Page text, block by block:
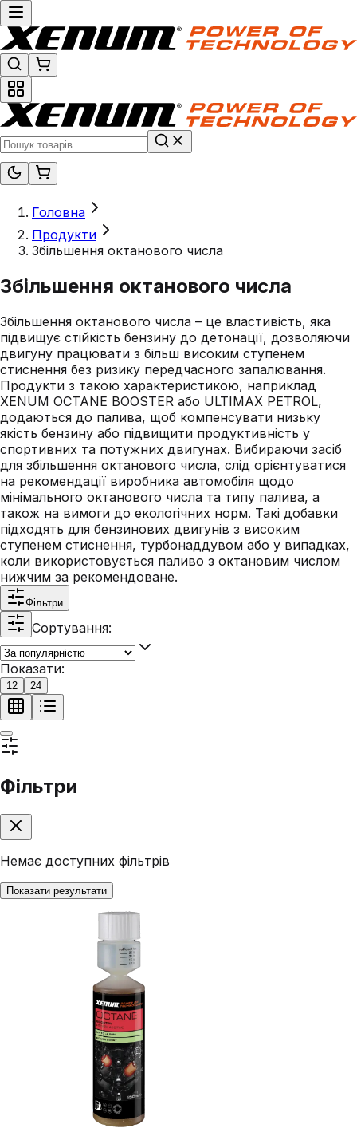
Головна
Продукти
Збільшення октанового числа
Збільшення октанового числа
Збільшення октанового числа – це властивість, яка
підвищує стійкість бензину до детонації, дозволяючи
двигуну працювати з більш високим ступенем
стиснення без ризику передчасного запалювання.
Продукти з такою характеристикою, наприклад
XENUM OCTANE BOOSTER або ULTIMAX PETROL,
додаються до палива, щоб компенсувати низьку
якість бензину або підвищити продуктивність у
спортивних та потужних двигунах. Вибираючи засіб
для збільшення октанового числа, слід орієнтуватися
на рекомендації виробника автомобіля щодо
мінімального октанового числа та типу палива, а
також на вимоги до екологічних норм. Такі добавки
підходять для бензинових двигунів з високим
ступенем стиснення, турбонаддувом або у випадках,
коли використовується паливо з октановим числом
нижчим за рекомендоване.
Фільтри
Сортування:
Показати:
12 24
Фільтри
Немає доступних фільтрів
Показати результати